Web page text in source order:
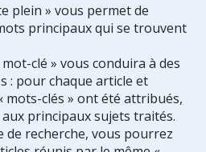
plein » vous permet de
principaux qui se trouvent
clé » vous conduira à des
: pour chaque article et
mots-clés » ont été attribués,
principaux sujets traités.
de recherche, vous pourrez